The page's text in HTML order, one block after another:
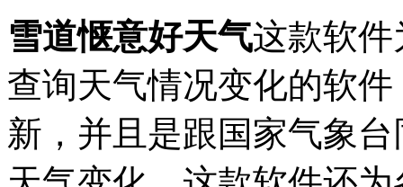
雪道惬意好天气这款软
查询天气情况变化的软
新，并且是跟国家气象